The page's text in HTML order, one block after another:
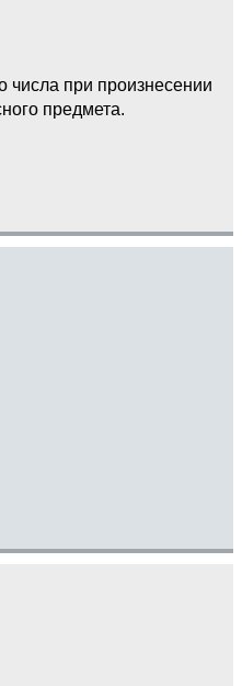
числа при произнесении
предмета.